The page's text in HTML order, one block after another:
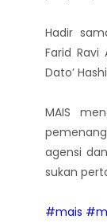
Hadir
Farid Ravi
Dato’
MAIS
agensi
sukan
#mais